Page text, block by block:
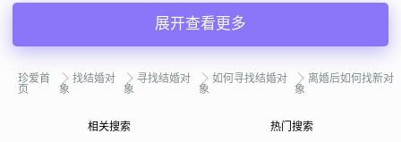
私聊TA
@HUANG：我是一个婚姻不信男人，曾经我对老婆还散不
己，与我共度此生，
展开查看更多
珍爱首
页
找结婚对
象
寻找结婚对
象
如何寻找结婚对
象
离婚后如何找新对
象
相关搜索 热门搜索